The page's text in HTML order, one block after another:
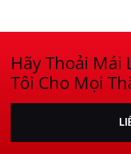
Hãy Thoải Mái
Tôi Cho Mọi